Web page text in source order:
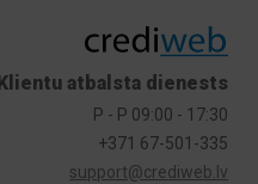
Klientu atbalsta dienests
P - P 09:00 - 17:30
+371 67-501-335
support@crediweb.lv